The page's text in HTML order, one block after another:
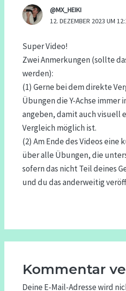
@MX_HEIKI
12. DEZEMBER 2023 UM
Super Video!
Zwei Anmerkungen (sollte
werden):
(1) Gerne bei dem direkte
Übungen die Y-Achse immer
angeben, damit auch visuell
Vergleich möglich ist.
(2) Am Ende des Videos eine
über alle Übungen, die
sofern das nicht Teil deines
und du das anderweitig
Kommentar
Deine E-Mail-Adresse wird